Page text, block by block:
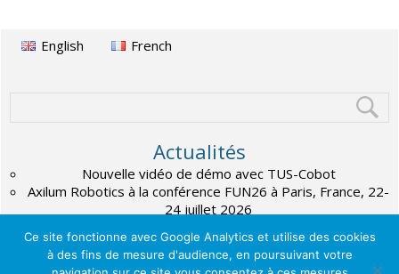
English French
Actualités
Nouvelle vidéo de démo avec TUS-Cobot
Axilum Robotics à la conférence FUN26 à Paris, France, 22-
24 juillet 2026
Ce site fonctionne avec Google Analytics et utilise des cookies
à des fins de mesure d'audience, en poursuivant votre